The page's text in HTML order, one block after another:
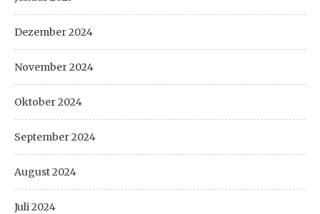
Dezember 2024
November 2024
Oktober 2024
September 2024
August 2024
Juli 2024